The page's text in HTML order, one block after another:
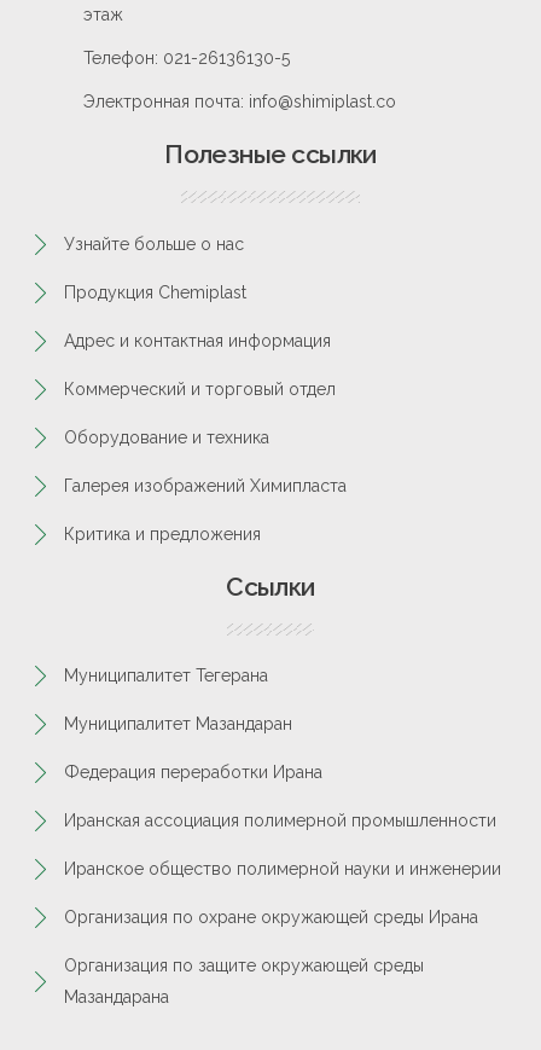
этаж
Телефон: 021-26136130-5
Электронная почта: info@shimiplast.co
Полезные ссылки
Узнайте больше о нас
Продукция Chemiplast
Адрес и контактная информация
Коммерческий и торговый отдел
Оборудование и техника
Галерея изображений Химипласта
Критика и предложения
Ссылки
Муниципалитет Тегерана
Муниципалитет Мазандаран
Федерация переработки Ирана
Иранская ассоциация полимерной промышленности
Иранское общество полимерной науки и инженерии
Организация по охране окружающей среды Ирана
Организация по защите окружающей среды
Мазандарана